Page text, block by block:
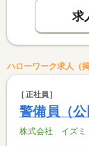
求
ハローワーク求人（
正社員
警備員（
株式会社 イズミ